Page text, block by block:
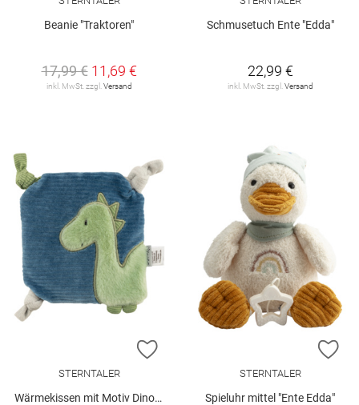
Beanie "Traktoren"
17,99 € 11,69 €
inkl. MwSt. zzgl.Versand
Schmusetuch Ente "Edda"
22,99 €
inkl. MwSt. zzgl.Versand
ZUR WUNSCHLISTE HINZUFÜGEN
STERNTALER
Wärmekissen mit Motiv Dino "Rexi"
STERNTALER
Spieluhr mittel "Ente Edda"